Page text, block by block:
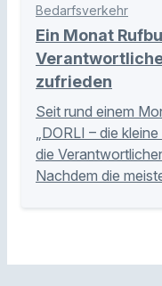
Bedarfsverkehr
Ein Monat
zufrieden
Seit rund einem
„DORLI – die
die
Nachdem die